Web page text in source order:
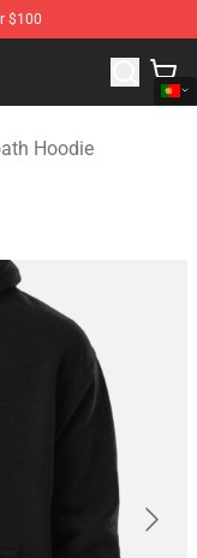
$100
Merchandise Shop
Hoodie